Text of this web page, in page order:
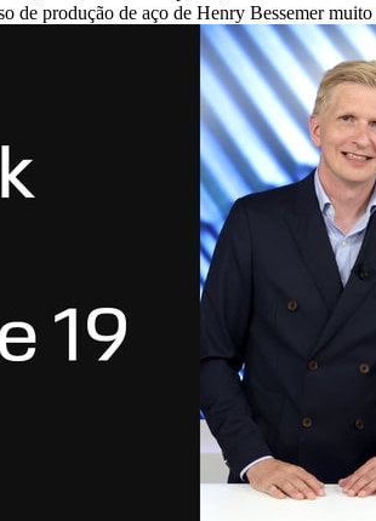
de produção de aço de Henry Bessemer muito